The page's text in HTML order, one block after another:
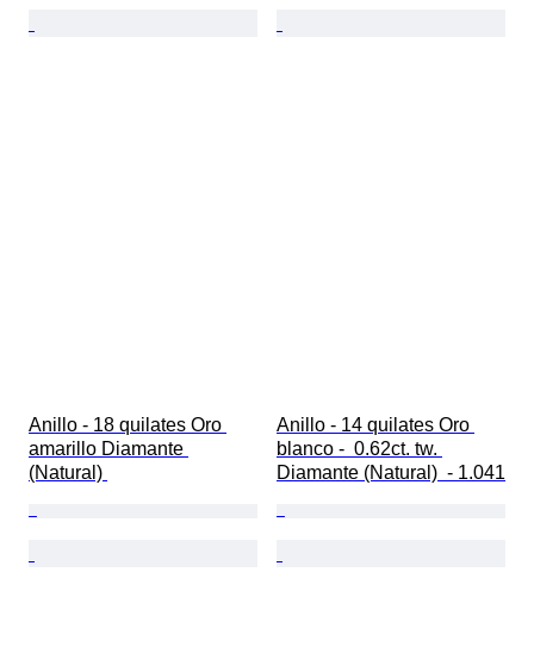
Anillo - 18 quilates Oro
amarillo Diamante
(Natural)
Anillo - 14 quilates Oro
blanco -  0.62ct. tw.
Diamante (Natural)  - 1.041